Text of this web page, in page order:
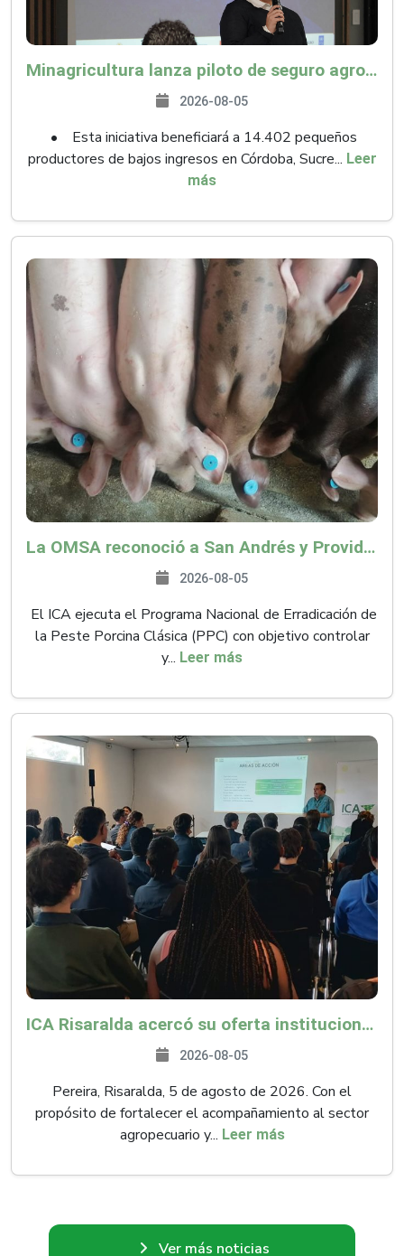
Minagricultura lanza piloto de seguro agropecuario por $9.625 millones para proteger a más de 14.000 pequeños productores contra riesgos del Fenómeno de El Niño
2026-08-05
• Esta iniciativa beneficiará a 14.402 pequeños
productores de bajos ingresos en Córdoba, Sucre... Leer
más
La OMSA reconoció a San Andrés y Providencia como zona libre de Peste Porcina Clásica (PPC)
2026-08-05
El ICA ejecuta el Programa Nacional de Erradicación de
la Peste Porcina Clásica (PPC) con objetivo controlar
y... Leer más
ICA Risaralda acercó su oferta institucional a productores y emprendedores en Expocamello
2026-08-05
Pereira, Risaralda, 5 de agosto de 2026. Con el
propósito de fortalecer el acompañamiento al sector
agropecuario y... Leer más
Ver más noticias